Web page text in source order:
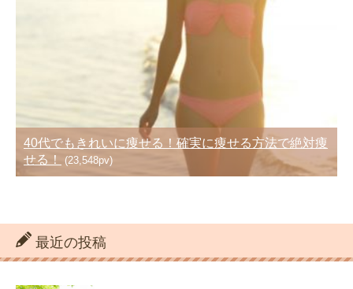
40代でもきれいに痩せる！確実に痩せる方法で絶対痩
せる！
(23,548pv)
最近の投稿